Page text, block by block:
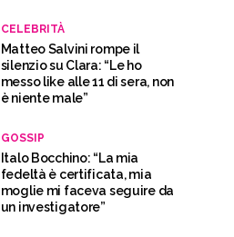
CELEBRITÀ
Matteo Salvini rompe il
silenzio su Clara: “Le ho
messo like alle 11 di sera, non
è niente male”
GOSSIP
Italo Bocchino: “La mia
fedeltà è certificata, mia
moglie mi faceva seguire da
un investigatore”